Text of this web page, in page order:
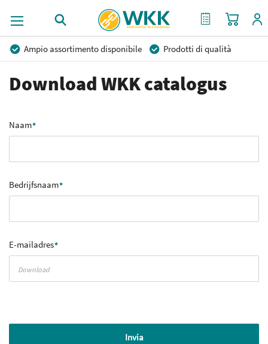
Carrello
Il mio
Ampio assortimento disponibile
Prodotti di qualità
Consulenza Personalizzata
Più di 40 anni di esperienza
Download WKK catalogus
Naam
Bedrijfsnaam
E-mailadres
Invia